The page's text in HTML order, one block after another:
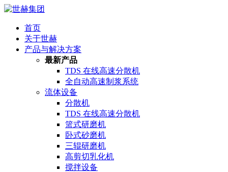
首页
关于世赫
产品与解决方案
最新产品
TDS 在线高速分散机
全自动高速制浆系统
流体设备
分散机
TDS 在线高速分散机
篮式研磨机
卧式砂磨机
三辊研磨机
高剪切乳化机
搅拌设备